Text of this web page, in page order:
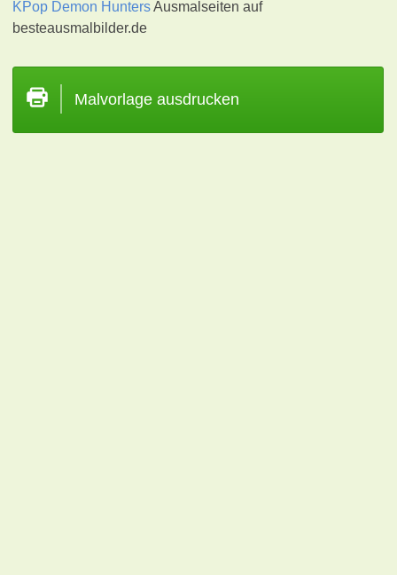
KPop Demon HuntersAusmalseiten auf
besteausmalbilder.de
Malvorlage ausdrucken